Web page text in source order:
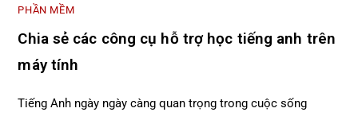
PHẦN MỀM
Chia sẻ các công cụ hỗ trợ học tiếng anh trên
máy tính
Tiếng Anh ngày ngày càng quan trọng trong cuộc sống